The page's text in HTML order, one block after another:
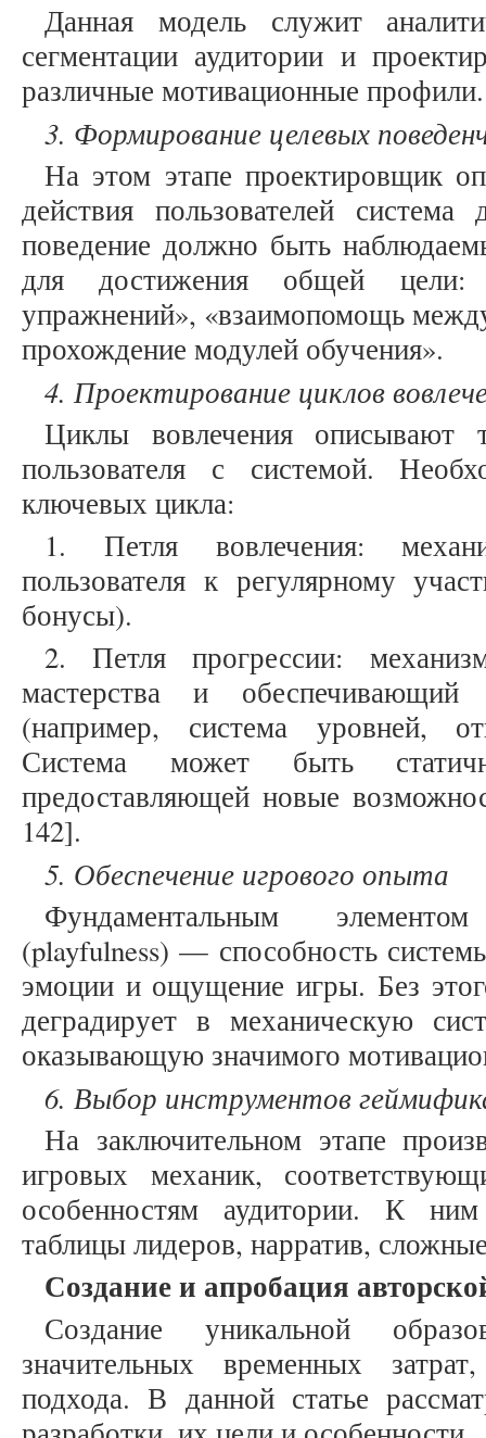
Данная модель служит
сегментации аудитории и
различные мотивационные профили.
3. Формирование целевых
На этом этапе проектировщик
действия пользователей
поведение должно быть
для достижения общей цели:
упражнений», «взаимопомощь
прохождение модулей обучения».
4. Проектирование циклов
Циклы вовлечения описывают
пользователя с системой.
ключевых цикла:
1. Петля вовлечения:
пользователя к регулярному
бонусы).
2. Петля прогрессии:
мастерства и обеспечивающий
(например, система уровней,
Система может быть
предоставляющей новые
142].
5. Обеспечение игрового опыта
Фундаментальным
(playfulness) — способность
эмоции и ощущение игры. Без
деградирует в механическую
оказывающую значимого
6. Выбор инструментов
На заключительном этапе
игровых механик,
особенностям аудитории. К
таблицы лидеров, нарратив,
Создание и апробация
Создание уникальной
значительных временных
подхода. В данной статье